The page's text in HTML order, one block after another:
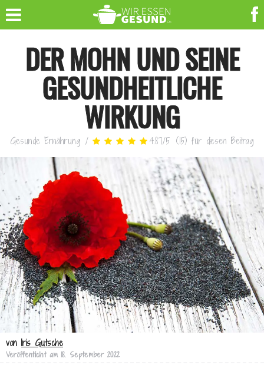
DER MOHN UND SEINE
GESUNDHEITLICHE
WIRKUNG
Gesunde Ernährung / 4.87/5 (15) für diesen Beitrag
von Iris Gutsche
Veröffentlicht am 18. September 2022